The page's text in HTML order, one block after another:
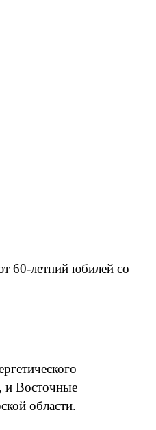
60-летний юбилей со
и Восточные
области.